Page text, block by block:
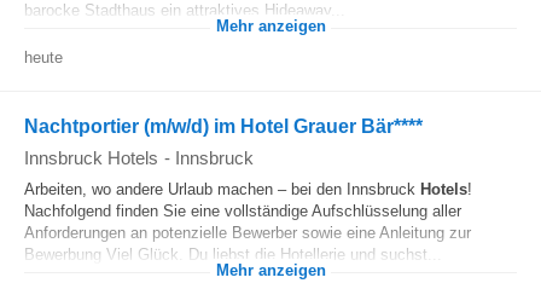
barocke Stadthaus ein attraktives Hideaway...
Mehr anzeigen
heute
Nachtportier (m/w/d) im Hotel Grauer Bär****
Innsbruck Hotels - Innsbruck
Arbeiten, wo andere Urlaub machen – bei den Innsbruck Hotels!
Nachfolgend finden Sie eine vollständige Aufschlüsselung aller
Anforderungen an potenzielle Bewerber sowie eine Anleitung zur
Bewerbung Viel Glück. Du liebst die Hotellerie und suchst...
Mehr anzeigen